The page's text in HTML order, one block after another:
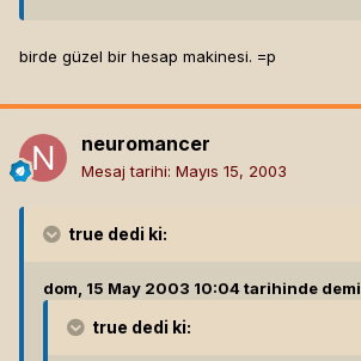
birde güzel bir hesap makinesi. =p
neuromancer
Mesaj tarihi: Mayıs 15, 2003
true dedi ki:
dom, 15 May 2003 10:04 tarihinde
true dedi ki: